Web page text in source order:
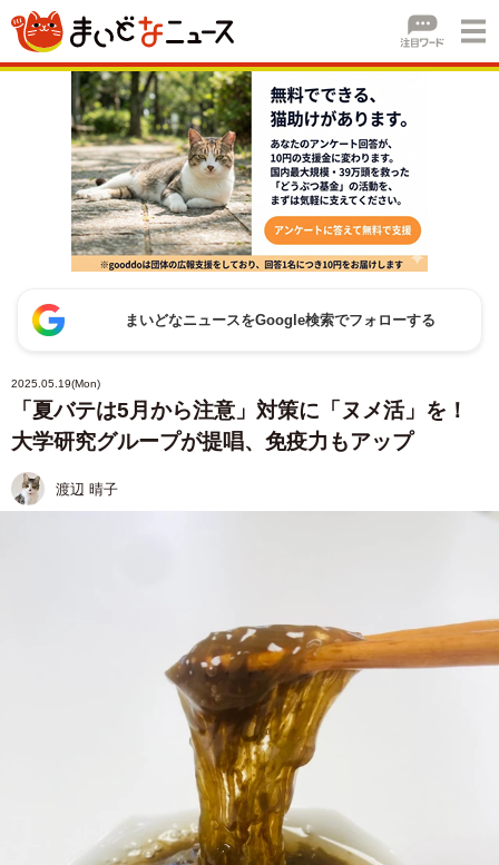
まいどなニュースをGoogle検索でフォローする
2025.05.19(Mon)
「夏バテは5月から注意」対策に「ヌメ活」を！
大学研究グループが提唱、免疫力もアップ
渡辺 晴子